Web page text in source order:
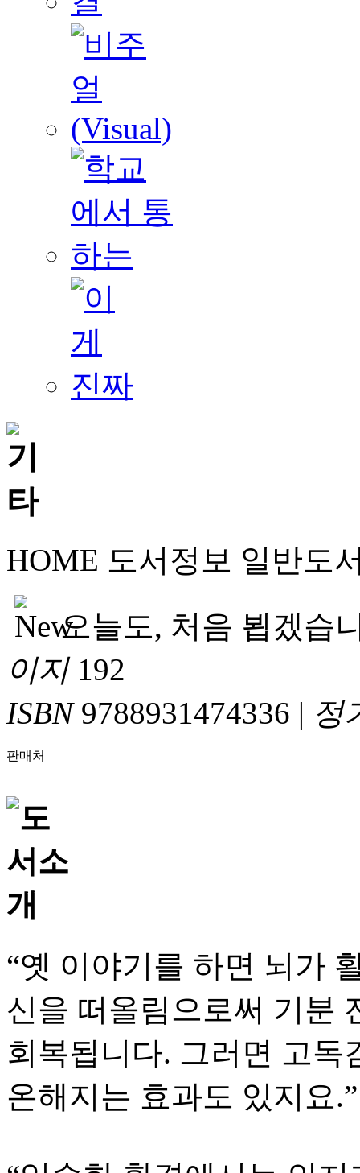
HOME 도서정보 일반도
오늘도, 처음 뵙겠습
이지192
ISBN9788931474336 | 정
판매처
“옛 이야기를 하면 뇌가
신을 떠올림으로써 기분
회복됩니다. 그러면 고독
온해지는 효과도 있지요.”